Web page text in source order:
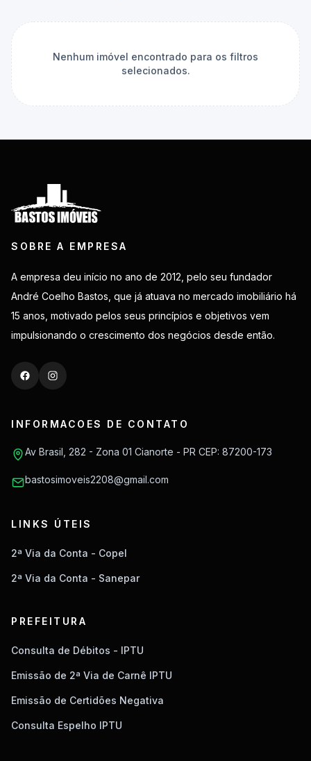
Nenhum imóvel encontrado para os filtros
selecionados.
SOBRE A EMPRESA
A empresa deu início no ano de 2012, pelo seu fundador
André Coelho Bastos, que já atuava no mercado imobiliário há
15 anos, motivado pelos seus princípios e objetivos vem
impulsionando o crescimento dos negócios desde então.
INFORMACOES DE CONTATO
Av Brasil, 282 - Zona 01 Cianorte - PR CEP: 87200-173
bastosimoveis2208@gmail.com
LINKS ÚTEIS
2ª Via da Conta - Copel
2ª Via da Conta - Sanepar
PREFEITURA
Consulta de Débitos - IPTU
Emissão de 2ª Via de Carnê IPTU
Emissão de Certidões Negativa
Consulta Espelho IPTU